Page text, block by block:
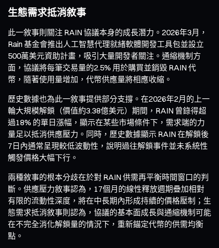
生態需求抵消敘事
此一敘事則關注 RAIN 協議本身的成長潛力。2026年3月，
Rain 基金會推出人工智慧代理就緒軟體開發工具包並設立
500萬美元資助計畫，吸引大量開發者關注。通縮機制方
面，協議將每筆交易量的2.5% 用於購買並銷毀 RAIN 代
幣，隨著使用量增加，代幣供應量將相應收縮。
歷史數據也為此一敘事提供部分支撐。在2026年2月的上一
輪大規模解鎖（價值約3.38億美元）期間，RAIN 曾錄得超
過18% 的單日漲幅，顯示在某些市場條件下，需求端的力
量足以抵消供應壓力。同時，歷史數據顯示 RAIN 在解鎖後
7日內通常呈現較低波動性，說明過往解鎖事件並未系統性
觸發價格大幅下行。
兩種敘事的根本分歧在於對 RAIN 供需再平衡時間窗口的判
斷。供應壓力敘事認為，17個月的線性釋放週期疊加相對
有限的流動性深度，將在中長期內形成持續的價格壓制；生
態需求抵消敘事則認為，協議的基本面成長與通縮機制可能
在不完全消化解鎖量的情況下，重新錨定代幣的供需均衡
點。